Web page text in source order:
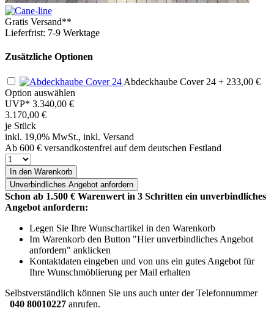
Gratis Versand**
Lieferfrist: 7-9 Werktage
Zusätzliche Optionen
Abdeckhaube Cover 24 + 233,00 €
Option auswählen
UVP* 3.340,00 €
3.170,00 €
je Stück
inkl. 19,0% MwSt., inkl. Versand
Ab 600 € versandkostenfrei auf dem deutschen Festland
In den Warenkorb
Unverbindliches Angebot anfordern
Schon ab 1.500 € Warenwert in 3 Schritten ein unverbindliches
Angebot anfordern:
Legen Sie Ihre Wunschartikel in den Warenkorb
Im Warenkorb den Button "Hier unverbindliches Angebot
anfordern" anklicken
Kontaktdaten eingeben und von uns ein gutes Angebot für
Ihre Wunschmöblierung per Mail erhalten
Selbstverständlich können Sie uns auch unter der Telefonnummer
040 80010227 anrufen.